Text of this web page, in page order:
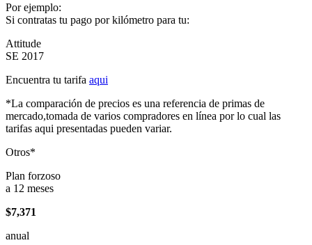
Por ejemplo:
Si contratas tu pago por kilómetro para tu:
Attitude
SE 2017
Encuentra tu tarifa aqui
*La comparación de precios es una referencia de primas de
mercado,tomada de varios compradores en línea por lo cual las
tarifas aqui presentadas pueden variar.
Otros*
Plan forzoso
a 12 meses
$7,371
anual